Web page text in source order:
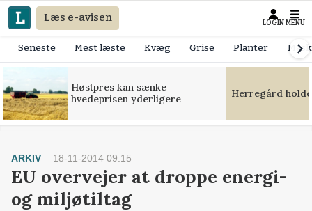
Læs e-avisen LOGIN MENU
Seneste Mest læste Kvæg Grise Planter
Høstpres kan sænke
hvedeprisen yderligere
Herregård
ARKIV 18-11-2014 09:15
EU overvejer at droppe energi-
og miljøtiltag